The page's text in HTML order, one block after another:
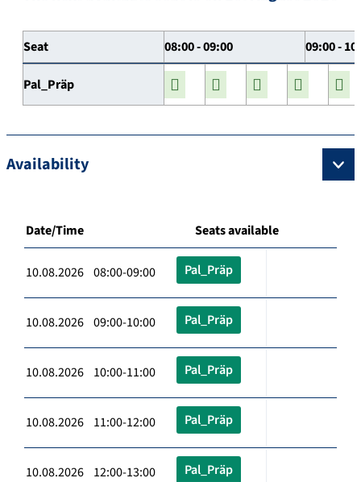
Seat 08:00 - 09:00 09:00 -
Pal_Präp
Availability
Date/Time Seats available
10.08.2026 08:00-09:00 Pal_Präp
10.08.2026 09:00-10:00 Pal_Präp
10.08.2026 10:00-11:00 Pal_Präp
10.08.2026 11:00-12:00 Pal_Präp
10.08.2026 12:00-13:00 Pal_Präp